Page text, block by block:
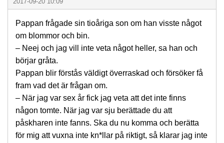
Pappan frågade sin tioåriga son om han visste något
om blommor och bin.
– Neej och jag vill inte veta något heller, sa han och
börjar gråta.
Pappan blir förstås väldigt överraskad och försöker få
fram vad det är frågan om.
– När jag var sex år fick jag veta att det inte finns
någon tomte. När jag var sju berättade du att
påskharen inte fanns. Ska du nu komma och berätta
för mig att vuxna inte kn*llar på riktigt, så klarar jag inte